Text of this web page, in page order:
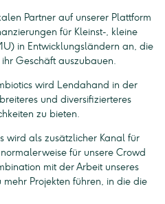
Partner auf unserer Plattform
für Kleinst-, kleine
in Entwicklungsländern an, die
Geschäft auszubauen.
wird Lendahand in der
und diversifizierteres
zu bieten.
wird als zusätzlicher Kanal für
für unsere Crowd
mit der Arbeit unseres
mehr Projekten führen, in die die